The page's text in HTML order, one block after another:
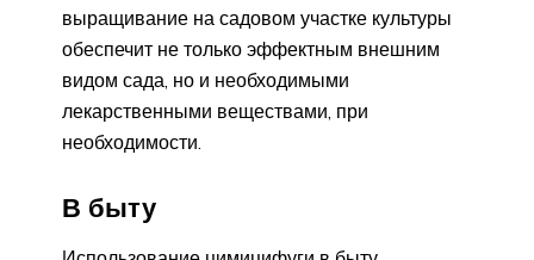
выращивание на садовом участке культуры
обеспечит не только эффектным внешним
видом сада, но и необходимыми
лекарственными веществами, при
необходимости.
В быту